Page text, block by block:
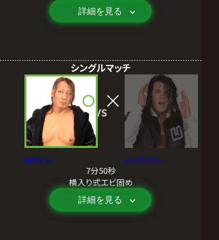
詳細を見る
シングルマッチ
HAYATA
VS
LJ・クリアリー
7分50秒
横入り式エビ固め
詳細を見る